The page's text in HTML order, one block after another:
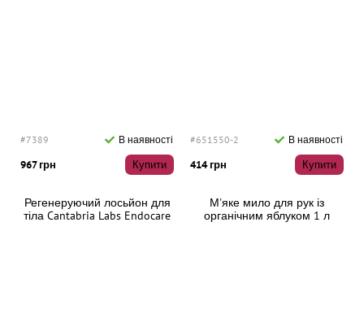
#7389 В наявності
967 грн Купити
Регенеруючий лосьйон для
тіла Cantabria Labs Endocare
#651550-2 В наявності
414 грн Купити
М'яке мило для рук із
органічним яблуком 1 л